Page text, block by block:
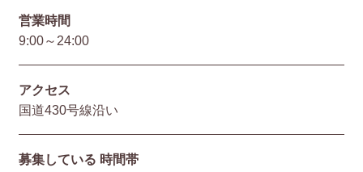
営業時間
9:00～24:00
アクセス
国道430号線沿い
募集している 時間帯